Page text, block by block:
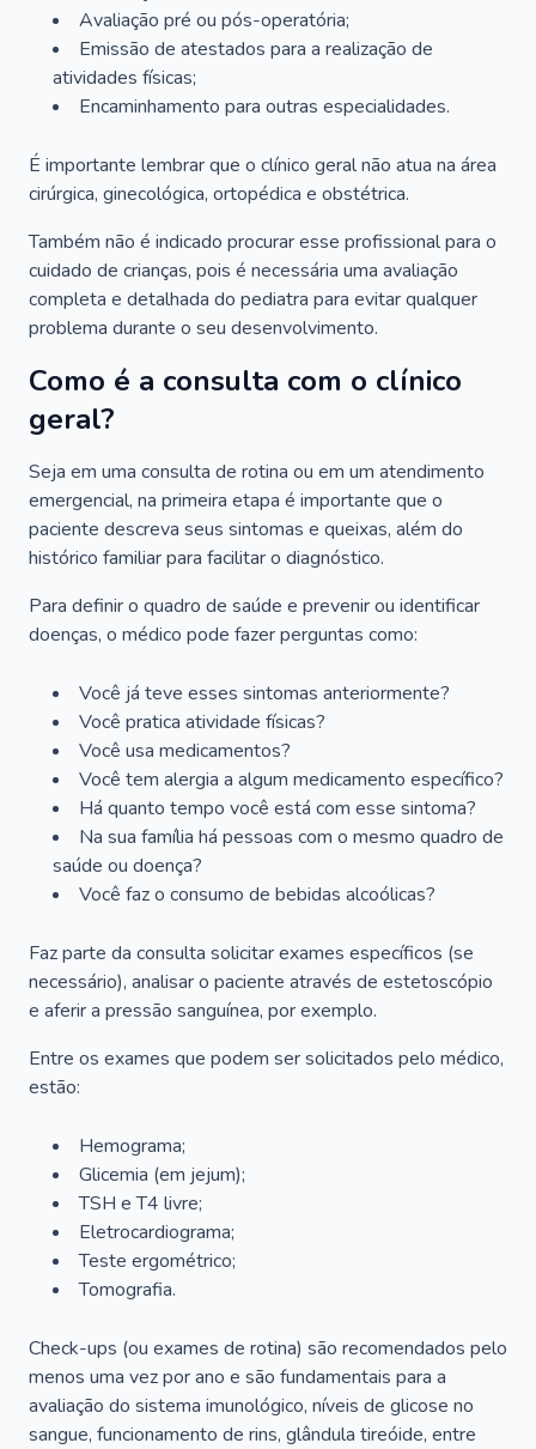
Avaliação pré ou pós-operatória;
Emissão de atestados para a realização de
atividades físicas;
Encaminhamento para outras especialidades.
É importante lembrar que o clínico geral não atua na área
cirúrgica, ginecológica, ortopédica e obstétrica.
Também não é indicado procurar esse profissional para o
cuidado de crianças, pois é necessária uma avaliação
completa e detalhada do pediatra para evitar qualquer
problema durante o seu desenvolvimento.
Como é a consulta com o clínico
geral?
Seja em uma consulta de rotina ou em um atendimento
emergencial, na primeira etapa é importante que o
paciente descreva seus sintomas e queixas, além do
histórico familiar para facilitar o diagnóstico.
Para definir o quadro de saúde e prevenir ou identificar
doenças, o médico pode fazer perguntas como:
Você já teve esses sintomas anteriormente?
Você pratica atividade físicas?
Você usa medicamentos?
Você tem alergia a algum medicamento específico?
Há quanto tempo você está com esse sintoma?
Na sua família há pessoas com o mesmo quadro de
saúde ou doença?
Você faz o consumo de bebidas alcoólicas?
Faz parte da consulta solicitar exames específicos (se
necessário), analisar o paciente através de estetoscópio
e aferir a pressão sanguínea, por exemplo.
Entre os exames que podem ser solicitados pelo médico,
estão:
Hemograma;
Glicemia (em jejum);
TSH e T4 livre;
Eletrocardiograma;
Teste ergométrico;
Tomografia.
Check-ups (ou exames de rotina) são recomendados pelo
menos uma vez por ano e são fundamentais para a
avaliação do sistema imunológico, níveis de glicose no
sangue, funcionamento de rins, glândula tireóide, entre